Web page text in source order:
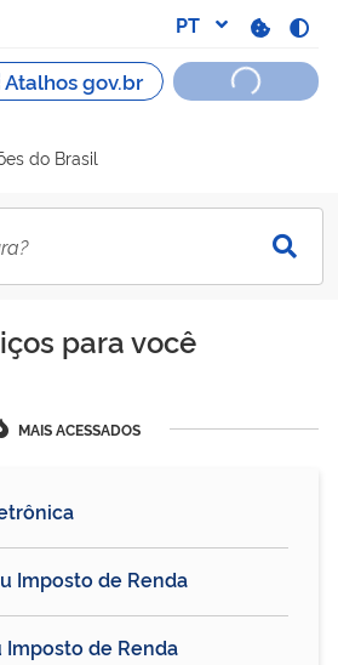
navegação
do Brasil
para você
MAIS ACESSADOS
Imposto de Renda
Imposto de Renda